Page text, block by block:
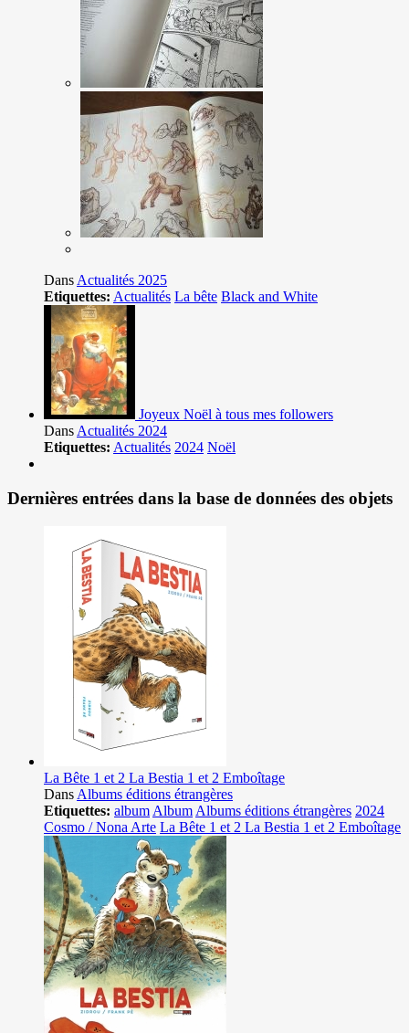
Dans Actualités 2025
Etiquettes: Actualités La bête Black and White
Joyeux Noël à tous mes followers
Dans Actualités 2024
Etiquettes: Actualités 2024 Noël
Dernières entrées dans la base de données des objets
La Bête 1 et 2 La Bestia 1 et 2 Emboîtage
Dans Albums éditions étrangères
Etiquettes: album Album Albums éditions étrangères 2024
Cosmo / Nona Arte La Bête 1 et 2 La Bestia 1 et 2 Emboîtage